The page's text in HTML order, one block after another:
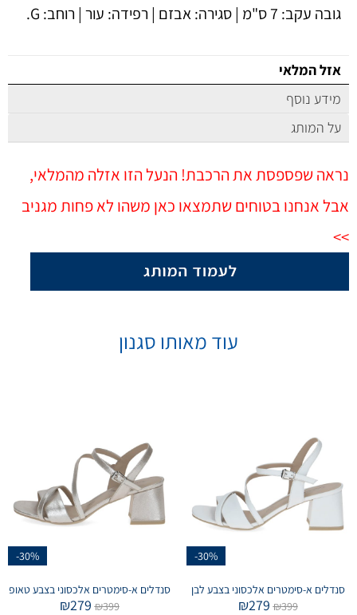
גובה עקב: 7 ס"מ | סגירה: אבזם | רפידה: עור | רוחב: G.
אזל המלאי
מידע נוסף
על המותג
נראה שפספסת את הרכבת! הנעל הזו אזלה מהמלאי,
אבל אנחנו בטוחים שתמצאו כאן משהו לא פחות מגניב
>>
עוד מאותו סגנון
-30%
סנדלים א-סימטרים אלכסוני בצבע לבן
₪399
₪279
-30%
סנדלים א-סימטרים אלכסוני בצבע טאופ
₪399
₪279